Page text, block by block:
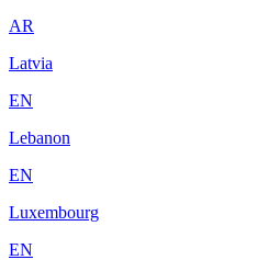
AR
Latvia
EN
Lebanon
EN
Luxembourg
EN